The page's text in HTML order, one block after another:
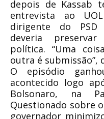
depois de Kassab
entrevista ao
dirigente do PSD
deveria
política. “Uma
outra é submissão”,
O episódio
acontecido logo
Bolsonaro, na
Questionado sobre
governador